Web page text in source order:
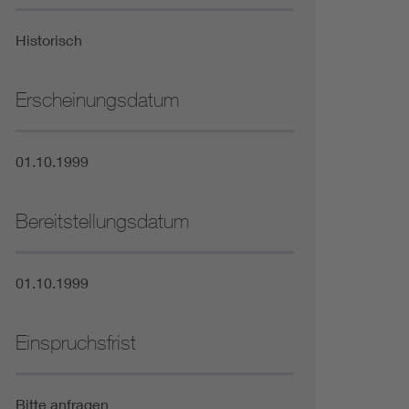
Historisch
Erscheinungsdatum
01.10.1999
Bereitstellungsdatum
01.10.1999
Einspruchsfrist
Bitte anfragen